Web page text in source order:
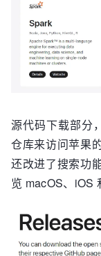
源代码下载部分
仓库来访问苹果
还改进了搜索功
览 macOS、iOS